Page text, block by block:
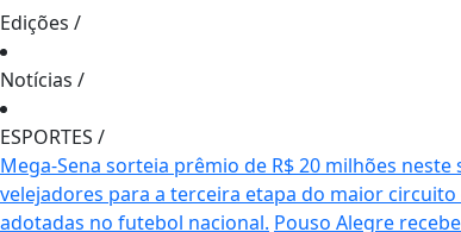
Edições /
Notícias /
ESPORTES /
Mega-Sena sorteia prêmio de R$ 20 milhões neste
velejadores para a terceira etapa do maior
adotadas no futebol nacional. Pouso Alegre